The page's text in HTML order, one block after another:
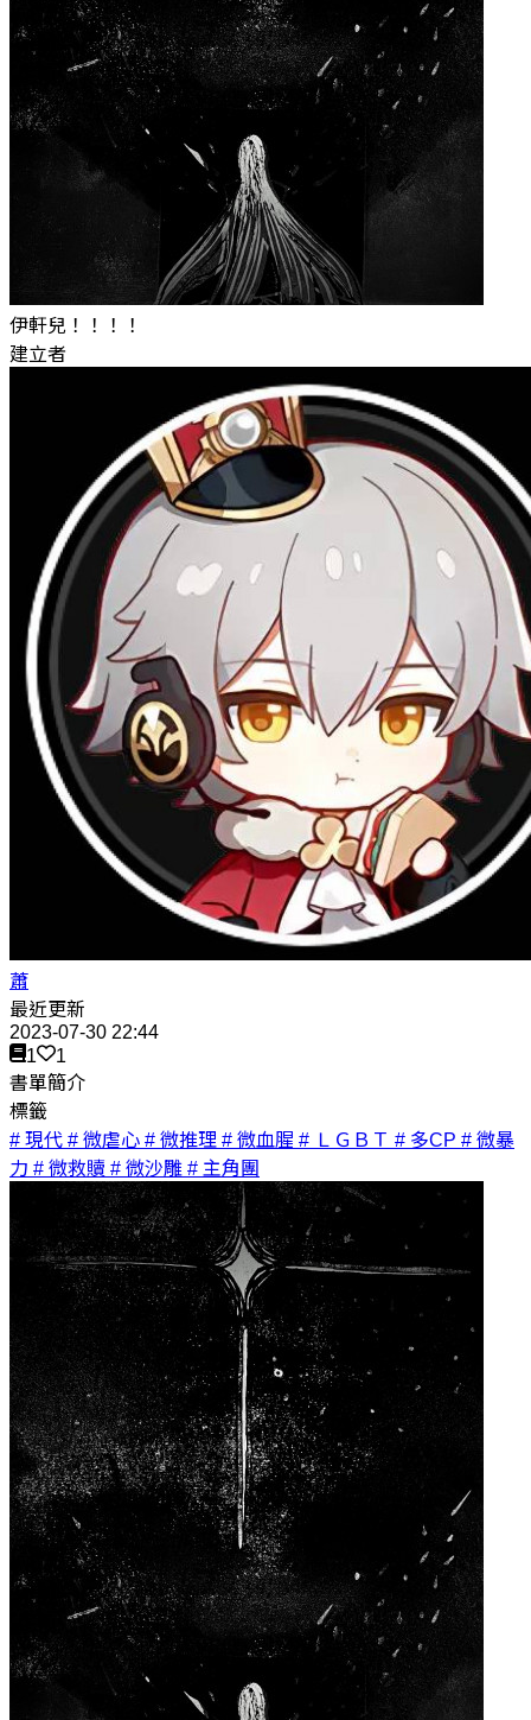
伊軒兒！！！！
建立者
蕭
最近更新
2023-07-30 22:44
1
1
書單簡介
標籤
# 現代 # 微虐心 # 微推理 # 微血腥 # ＬＧＢＴ # 多CP # 微暴
力 # 微救贖 # 微沙雕 # 主角團